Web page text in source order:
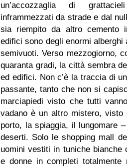
un’accozzaglia di
inframmezzati da strade e dal
sia riempito da altro cemento
edifici sono degli enormi
semivuoti. Verso mezzogiorno,
quaranta gradi, la città sembra
ed edifici. Non c’è la traccia di
passante, tanto che non si
marciapiedi visto che tutti
vadano è un altro mistero,
porto, la spiaggia, il lungomare
deserti. Solo le shopping mall
uomini vestiti in tuniche bianche
e donne in completi totalmente